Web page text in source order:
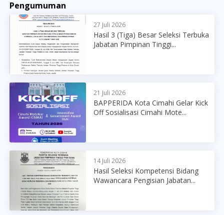
Pengumuman
27 Juli 2026
Hasil 3 (Tiga) Besar Seleksi Terbuka
Jabatan Pimpinan Tinggi...
21 Juli 2026
BAPPERIDA Kota Cimahi Gelar Kick
Off Sosialisasi Cimahi Mote...
14 Juli 2026
Hasil Seleksi Kompetensi Bidang
Wawancara Pengisian Jabatan...